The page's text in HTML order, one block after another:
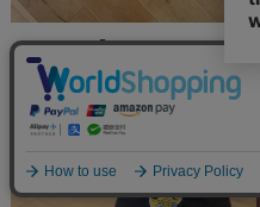
MASSES　「CHAMBRAY
SHIRT」　シャンブレーシャツ
¥41,580 (税込)